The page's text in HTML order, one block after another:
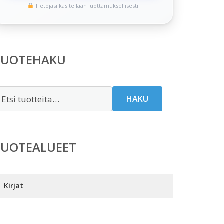
Tietojasi käsitellään luottamuksellisesti
HAKU
Kirjat